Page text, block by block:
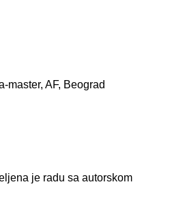
mаster, AF, Beogrаd
je rаdu sа аutorskom